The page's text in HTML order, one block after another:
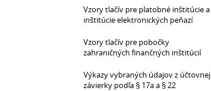
Vzory tlačív pre platobné inštitúcie a
inštitúcie elektronických peňazí
Vzory tlačív pre pobočky
zahraničných finančných inštitúcií
Výkazy vybraných údajov z účtovnej
závierky podľa § 17a a § 22